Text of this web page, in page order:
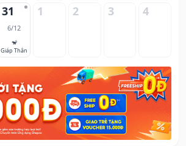
31
6/12
🐒
Giáp Thân
1 2 3 4